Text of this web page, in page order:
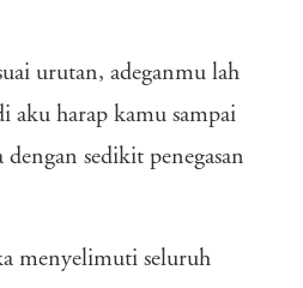
urutan, adeganmu lah
aku harap kamu sampai
sedikit penegasan
menyelimuti seluruh